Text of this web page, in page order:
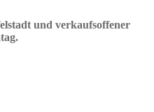
und verkaufsoffener
g.